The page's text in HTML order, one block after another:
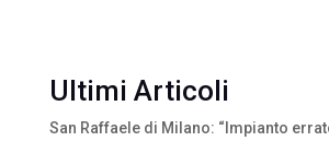
Ultimi Articoli
San Raffaele di Milano: “Impianto